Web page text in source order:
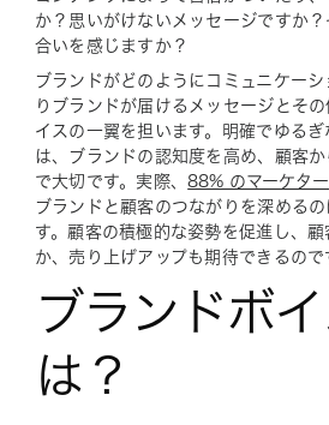
か？思いがけないメッセージですか
合いを感じますか？
ブランドがどのように コミュニケー
りブランドが届けるメッセージとそ
イスの一翼を担います。明確でゆる
は、ブランドの認知度を高め、顧客
で大切です。実際、88% のマーケター
ブランドと顧客のつながりを深める
す。顧客の積極的な姿勢を促進し、
か、売り上げアップも期待できるので
ブランドボ
は？